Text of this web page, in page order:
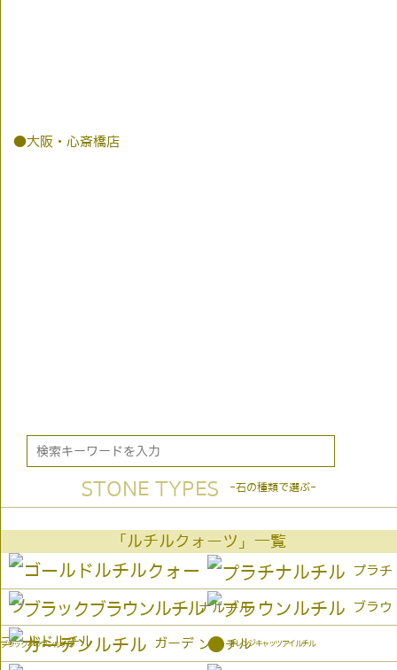
●大阪・心斎橋店
STONE TYPES -石の種類で選ぶ-
「ルチルクォーツ」一覧
ゴールドルチル
プラチ
ナルチル
ブラックブラウンルチル
ブラウ
ンルチル
ガーデ ● オレンジキャッツアイルチル